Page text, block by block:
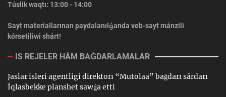
Túslik waqtı: 13:00 - 14:00
Sayt materiallarınan paydalanılǵanda veb-sayt mánzili
kórsetiliwi shárt!
IS REJELER HÁM BAǴDARLAMALAR
Jaslar isleri agentligi direktorı “Mutolaa” baǵdarı sárdarı
Íqlasbekke planshet sawǵa etti